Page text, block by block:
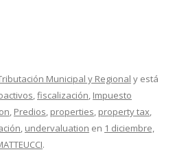
Municipal y Regional y está
,fiscalización, Impuesto
, Predios, properties, property tax,
, undervaluation en 1 diciembre,
.